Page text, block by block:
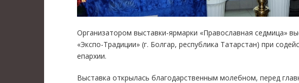
Организатором выставки-ярмарки «Православная седмица»
«Экспо-Традиции» (г. Болгар, республика Татарстан) при
епархии.
Выставка открылась благодарственным молебном, перед